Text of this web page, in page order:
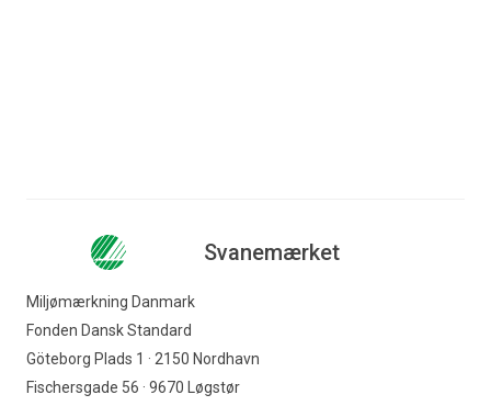
Svanemærket
Miljømærkning Danmark
Fonden Dansk Standard
Göteborg Plads 1 · 2150 Nordhavn
Fischersgade 56 · 9670 Løgstør